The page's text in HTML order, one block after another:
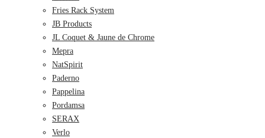
Fries Rack System
JB Products
JL Coquet & Jaune de Chrome
Mepra
NatSpirit
Paderno
Pappelina
Pordamsa
SERAX
Verlo